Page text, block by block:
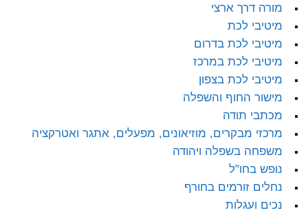
מורה דרך ארצי
מיטיבי לכת
מיטיבי לכת בדרום
מיטיבי לכת במרכז
מיטיבי לכת בצפון
מישור החוף והשפלה
מכתבי תודה
מרכזי מבקרים, מוזיאונים, מפעלים, אתגר ואטרקציה
משפחה בשפלה ויהודה
נופש בחו"ל
נחלים זורמים בחורף
נכים ועגלות